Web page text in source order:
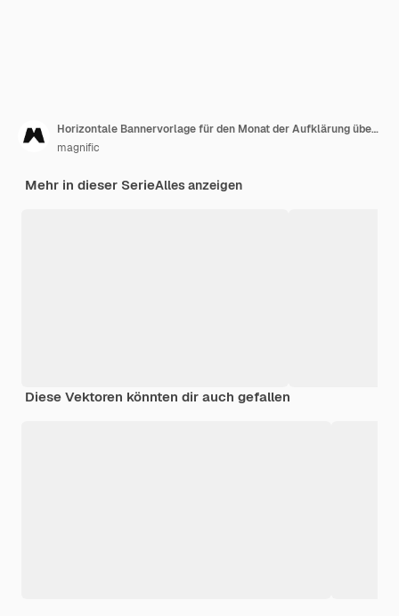
Horizontale Bannervorlage für den Monat der Aufklärung über Brustkrebs
magnific
Mehr in dieser SerieAlles anzeigen
Diese Vektoren könnten dir auch gefallen